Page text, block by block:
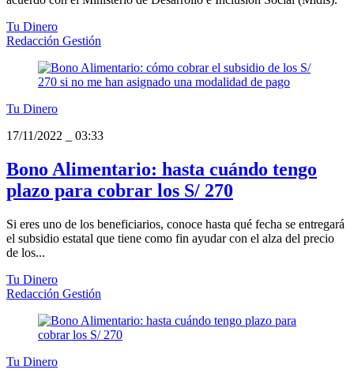
Tu Dinero
Redacción Gestión
Tu Dinero
17/11/2022
03:33
Bono Alimentario: hasta cuándo tengo
plazo para cobrar los S/ 270
Si eres uno de los beneficiarios, conoce hasta qué fecha se entregará
el subsidio estatal que tiene como fin ayudar con el alza del precio
de los...
Tu Dinero
Redacción Gestión
Tu Dinero